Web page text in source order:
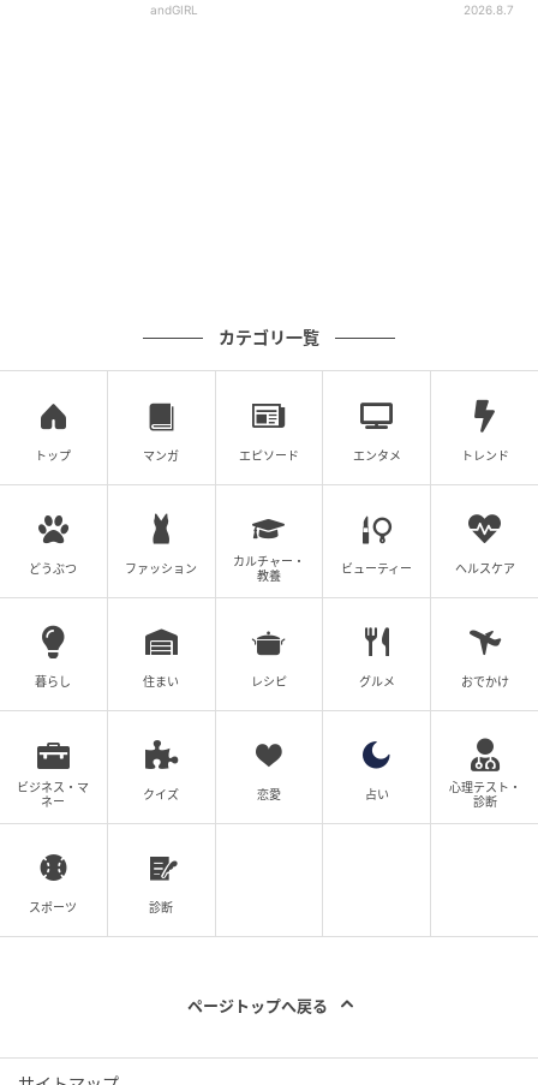
andGIRL 2026.8.7
カテゴリ一覧
トップ マンガ エピソード エンタメ トレンド
どうぶつ ファッション
カルチャー・
教養
ビューティー ヘルスケア
暮らし 住まい レシピ グルメ おでかけ
ビジネス・マ
ネー
クイズ 恋愛 占い
心理テスト・
診断
スポーツ 診断
ページトップへ戻る